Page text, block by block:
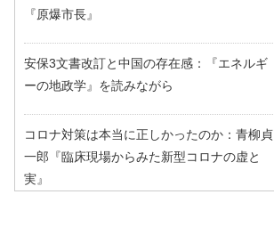
『原爆市長』
安保3文書改訂と中国の存在感：『エネルギ
ーの地政学』を読みながら
コロナ対策は本当に正しかったのか：青柳貞
一郎『臨床現場からみた新型コロナの虚と
実』